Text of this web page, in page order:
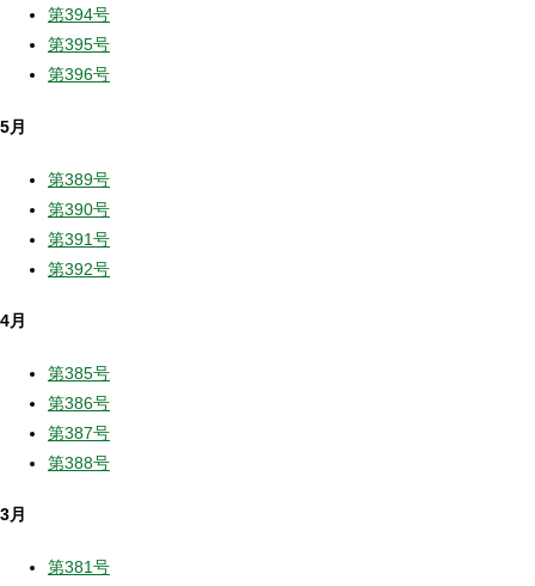
第394号
第395号
第396号
5月
第389号
第390号
第391号
第392号
4月
第385号
第386号
第387号
第388号
3月
第381号